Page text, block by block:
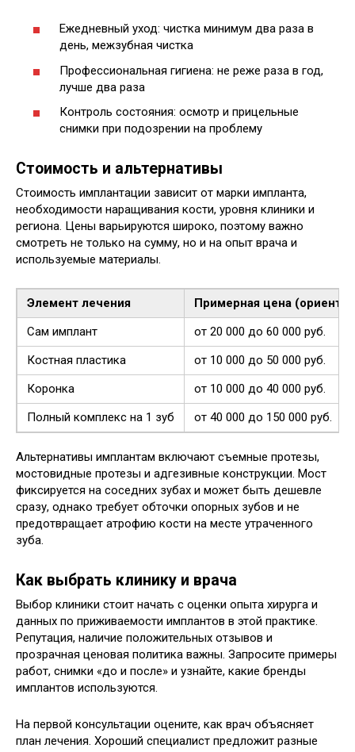
Ежедневный уход: чистка минимум два раза в
день, межзубная чистка
Профессиональная гигиена: не реже раза в год,
лучше два раза
Контроль состояния: осмотр и прицельные
снимки при подозрении на проблему
Стоимость и альтернативы
Стоимость имплантации зависит от марки импланта,
необходимости наращивания кости, уровня клиники и
региона. Цены варьируются широко, поэтому важно
смотреть не только на сумму, но и на опыт врача и
используемые материалы.
Элемент лечения
Примерная цена
Сам имплант
от 20 000 до 60 000 руб.
Костная пластика
от 10 000 до 50 000 руб.
Коронка
от 10 000 до 40 000 руб.
Полный комплекс на 1 зуб
от 40 000 до 150 000 руб.
Альтернативы имплантам включают съемные протезы,
мостовидные протезы и адгезивные конструкции. Мост
фиксируется на соседних зубах и может быть дешевле
сразу, однако требует обточки опорных зубов и не
предотвращает атрофию кости на месте утраченного
зуба.
Как выбрать клинику и врача
Выбор клиники стоит начать с оценки опыта хирурга и
данных по приживаемости имплантов в этой практике.
Репутация, наличие положительных отзывов и
прозрачная ценовая политика важны. Запросите примеры
работ, снимки «до и после» и узнайте, какие бренды
имплантов используются.
На первой консультации оцените, как врач объясняет
план лечения. Хороший специалист предложит разные